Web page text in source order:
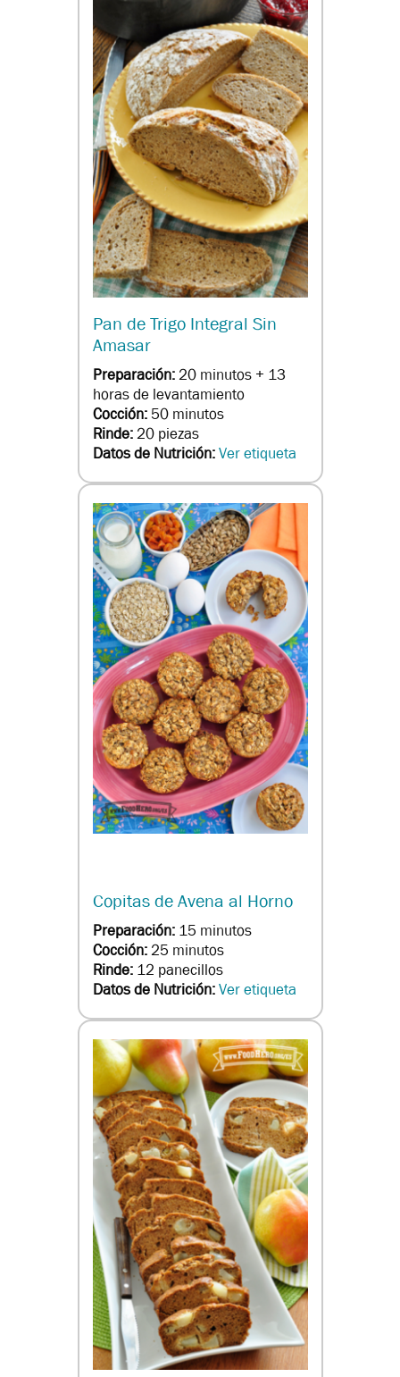
Pan de Trigo Integral Sin
Amasar
Preparación:20 minutos + 13
horas de levantamiento
Cocción: 50 minutos
Rinde:20 piezas
Datos de Nutrición:Ver etiqueta
Copitas de Avena al Horno
Preparación: 15 minutos
Cocción:25 minutos
Rinde: 12 panecillos
Datos de Nutrición:Ver etiqueta